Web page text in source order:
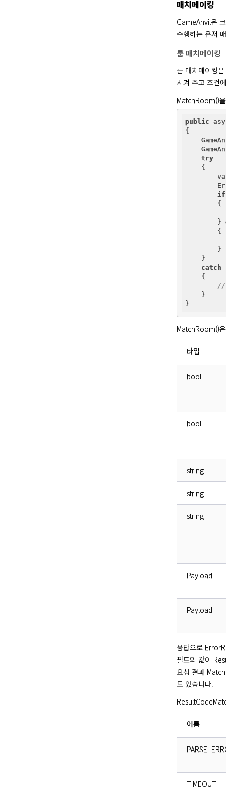
매치메이킹
GameAnvil은
수행하는 유저
룸 매치메이킹
룸 매치메이킹
시켜 주고 조건
MatchRoom()
public
{
try
    {
if
        {
        }
        {
        }
    }
catch
    {
//
    }
MatchRoom()
타입
bool
bool
string
string
string
Payload
Payload
응답으로
필드의 값이
요청 결과
도 있습니다.
이름
TIMEOUT